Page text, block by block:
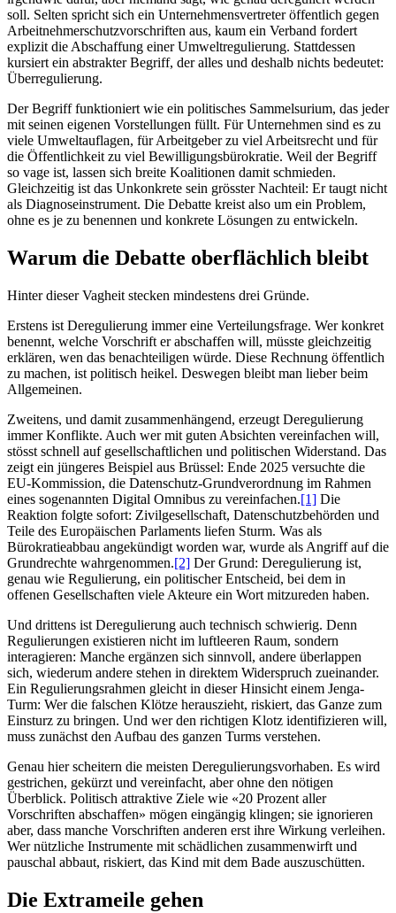
soll. Selten spricht sich ein Unternehmensvertreter öffentlich gegen
Arbeitnehmerschutzvorschriften aus, kaum ein Verband fordert
explizit die Abschaffung einer Umweltregulierung. Stattdessen
kursiert ein abstrakter Begriff, der alles und deshalb nichts bedeutet:
Überregulierung.
Der Begriff funktioniert wie ein politisches Sammelsurium, das jeder
mit seinen eigenen Vorstellungen füllt. Für Unternehmen sind es zu
viele Umweltauflagen, für Arbeitgeber zu viel Arbeitsrecht und für
die Öffentlichkeit zu viel Bewilligungsbürokratie. Weil der Begriff
so vage ist, lassen sich breite Koalitionen damit schmieden.
Gleichzeitig ist das Unkonkrete sein grösster Nachteil: Er taugt nicht
als Diagnoseinstrument. Die Debatte kreist also um ein Problem,
ohne es je zu benennen und konkrete Lösungen zu entwickeln.
Warum die Debatte oberflächlich bleibt
Hinter dieser Vagheit stecken mindestens drei Gründe.
Erstens ist Deregulierung immer eine Verteilungsfrage. Wer konkret
benennt, welche Vorschrift er abschaffen will, müsste gleichzeitig
erklären, wen das benachteiligen würde. Diese Rechnung öffentlich
zu machen, ist politisch heikel. Deswegen bleibt man lieber beim
Allgemeinen.
Zweitens, und damit zusammenhängend, erzeugt Deregulierung
immer Konflikte. Auch wer mit guten Absichten vereinfachen will,
stösst schnell auf gesellschaftlichen und politischen Widerstand. Das
zeigt ein jüngeres Beispiel aus Brüssel: Ende 2025 versuchte die
EU-Kommission, die Datenschutz-Grundverordnung im Rahmen
eines sogenannten Digital Omnibus zu vereinfachen.[1] Die
Reaktion folgte sofort: Zivilgesellschaft, Datenschutzbehörden und
Teile des Europäischen Parlaments liefen Sturm. Was als
Bürokratieabbau angekündigt worden war, wurde als Angriff auf die
Grundrechte wahrgenommen.[2] Der Grund: Deregulierung ist,
genau wie Regulierung, ein politischer Entscheid, bei dem in
offenen Gesellschaften viele Akteure ein Wort mitzureden haben.
Und drittens ist Deregulierung auch technisch schwierig. Denn
Regulierungen existieren nicht im luftleeren Raum, sondern
interagieren: Manche ergänzen sich sinnvoll, andere überlappen
sich, wiederum andere stehen in direktem Widerspruch zueinander.
Ein Regulierungsrahmen gleicht in dieser Hinsicht einem Jenga-
Turm: Wer die falschen Klötze herauszieht, riskiert, das Ganze zum
Einsturz zu bringen. Und wer den richtigen Klotz identifizieren will,
muss zunächst den Aufbau des ganzen Turms verstehen.
Genau hier scheitern die meisten Deregulierungsvorhaben. Es wird
gestrichen, gekürzt und vereinfacht, aber ohne den nötigen
Überblick. Politisch attraktive Ziele wie «20 Prozent aller
Vorschriften abschaffen» mögen eingängig klingen; sie ignorieren
aber, dass manche Vorschriften anderen erst ihre Wirkung verleihen.
Wer nützliche Instrumente mit schädlichen zusammenwirft und
pauschal abbaut, riskiert, das Kind mit dem Bade auszuschütten.
Die Extrameile gehen